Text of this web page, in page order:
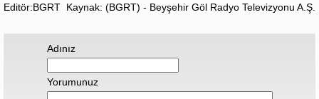
Editör:BGRT Kaynak: (BGRT) - Beyşehir Göl Radyo Televizyonu A.Ş.
Adınız
Yorumunuz